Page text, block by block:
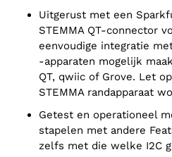
Uitgerust met een Sparkfun qwiic-compatibele
STEMMA QT-connector
eenvoudige integratie
-apparaten mogelijk
QT, qwiic of Grove. Let
STEMMA randapparaat
Getest en operationeel met alle feather , waardoor
stapelen met andere
zelfs met die welke I2C